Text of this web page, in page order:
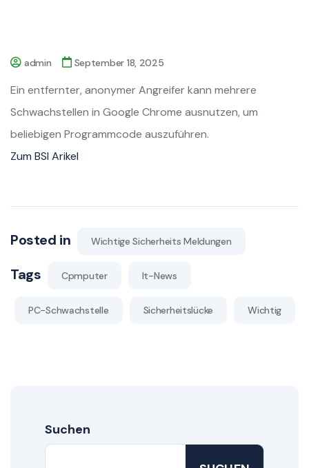
admin September 18, 2025
Ein entfernter, anonymer Angreifer kann mehrere
Schwachstellen in Google Chrome ausnutzen, um
beliebigen Programmcode auszuführen.
Zum BSI Arikel
Posted in Wichtige Sicherheits Meldungen
Tags Cpmputer It-News
PC-Schwachstelle Sicherheitslücke Wichtig
Suchen